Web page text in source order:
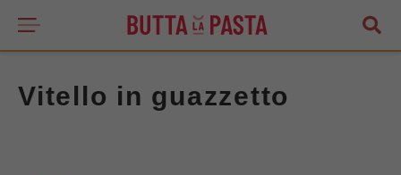
Vitello in guazzetto